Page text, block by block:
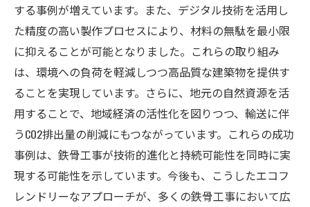
する事例が増えています。また、デジタル技術を活用し
た精度の高い製作プロセスにより、材料の無駄を最小限
に抑えることが可能となりました。これらの取り組み
は、環境への負荷を軽減しつつ高品質な建築物を提供す
ることを実現しています。さらに、地元の自然資源を活
用することで、地域経済の活性化を図りつつ、輸送に伴
うCO2排出量の削減にもつながっています。これらの成功
事例は、鉄骨工事が技術的進化と持続可能性を同時に実
現する可能性を示しています。今後も、こうしたエコフ
レンドリーなアプローチが、多くの鉄骨工事において広